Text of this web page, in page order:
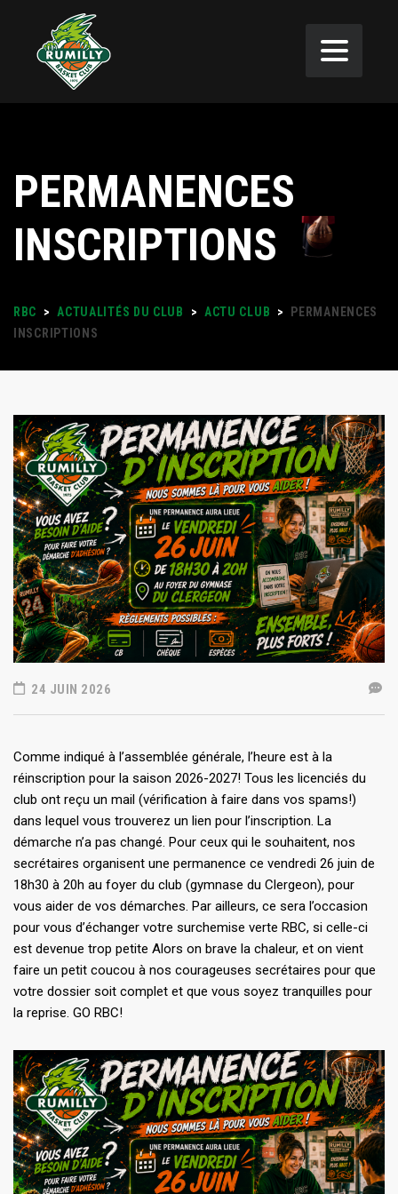
PERMANENCES
INSCRIPTIONS
RBC > ACTUALITÉS DU CLUB > ACTU CLUB >
PERMANENCES
INSCRIPTIONS
24 JUIN 2026
Comme indiqué à l’assemblée générale, l’heure est à la
réinscription pour la saison 2026-2027! Tous les licenciés du
club ont reçu un mail (vérification à faire dans vos spams!)
dans lequel vous trouverez un lien pour l’inscription. La
démarche n’a pas changé. Pour ceux qui le souhaitent, nos
secrétaires organisent une permanence ce vendredi 26 juin de
18h30 à 20h au foyer du club (gymnase du Clergeon), pour
vous aider de vos démarches.️ Par ailleurs, ce sera l’occasion
pour vous d’échanger votre surchemise verte RBC, si celle-ci
est devenue trop petite Alors on brave la chaleur, et on vient
faire un petit coucou à nos courageuses secrétaires pour que
votre dossier soit complet et que vous soyez tranquilles pour
la reprise. GO RBC!